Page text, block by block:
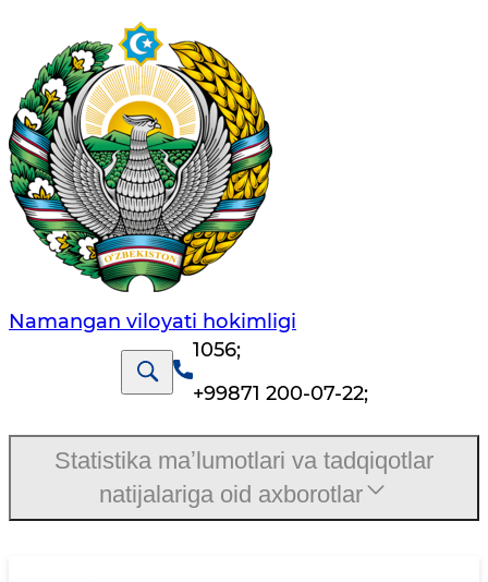
Namangan vilоyati hоkimligi
1056;
+99871 200-07-22;
Statistika maʼlumotlari va tadqiqotlar
natijalariga oid axborotlar